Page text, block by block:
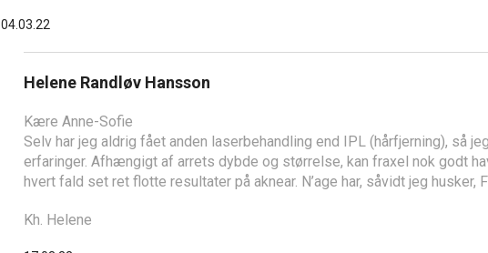
04.03.22
Helene Randløv Hansson
Kære Anne-Sofie
Selv har jeg aldrig fået anden laserbehandling end IPL (hårfjerning), så
erfaringer. Afhængigt af arrets dybde og størrelse, kan fraxel nok godt
hvert fald set ret flotte resultater på aknear. N’age har, såvidt jeg husker,
Kh. Helene